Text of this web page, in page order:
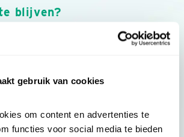
gebruik van cookies
om content en advertenties te
functies voor social media te bieden
blijven?
nieuws, inspiratie, acties en tips
van Vogelbescherming.